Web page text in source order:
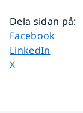
Dela sidan på:
Dela sidan på
Facebook
Dela sidan på
LinkedIn
Dela sidan på
X